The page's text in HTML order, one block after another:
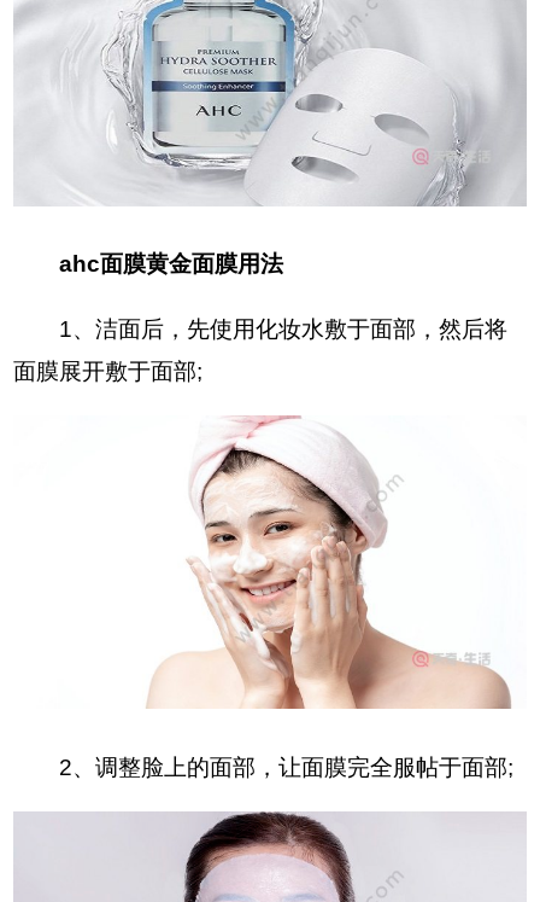
ahc面膜黄金面膜用法
1、洁面后，先使用化妆水敷于面部，然后将
面膜展开敷于面部;
2、调整脸上的面部，让面膜完全服帖于面部;